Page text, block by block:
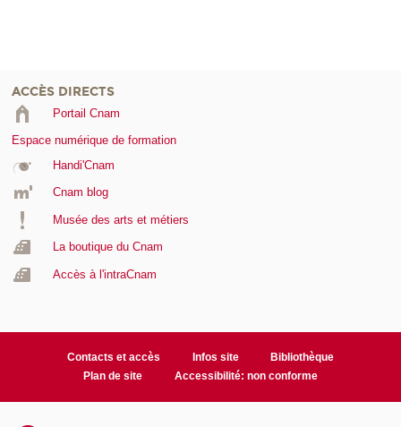
ACCÈS DIRECTS
Portail Cnam
Espace numérique de formation
Handi'Cnam
Cnam blog
Musée des arts et métiers
La boutique du Cnam
Accès à l'intraCnam
Contacts et accès Infos site
Bibliothèque
Plan de site
Accessibilité: non conforme